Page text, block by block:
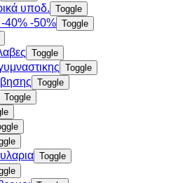
υποδ. Toggle
-40% -50% Toggle
Toggle
Toggle
Toggle
Toggle
Toggle